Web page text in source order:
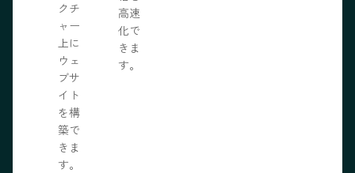
クチ
ャー
上に
ウェ
ブサ
イト
を構
築で
きま
す。
高速
化で
きま
す。